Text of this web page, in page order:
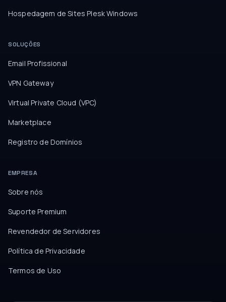
Hospedagem de Sites Plesk Windows
SOLUÇÕES
Email Profissional
VPN Gateway
Virtual Private Cloud (VPC)
Marketplace
Registro de Domínios
EMPRESA
Sobre nós
Suporte Premium
Revendedor de Servidores
Política de Privacidade
Termos de Uso